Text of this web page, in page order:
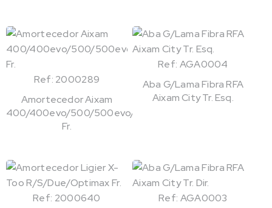
Ref: 2000289
Amortecedor Aixam
400/400evo/500/500evo/721
Fr.
Ref: AGA0004
Aba G/Lama Fibra RFA
Aixam City Tr. Esq.
Ref: 2000640
Ref: AGA0003